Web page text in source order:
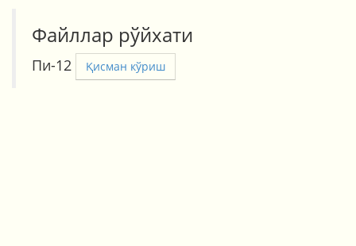
Файллар рўйхати
Пи-12 Қисман кўриш